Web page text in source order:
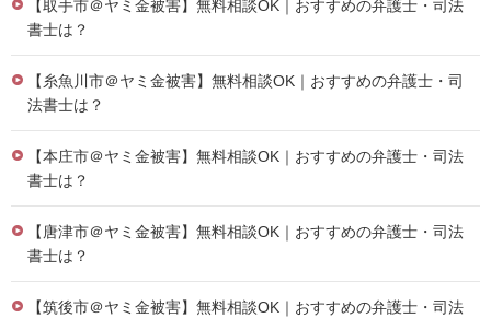
【取手市＠ヤミ金被害】無料相談OK｜おすすめの弁護士・司法
書士は？
【糸魚川市＠ヤミ金被害】無料相談OK｜おすすめの弁護士・司
法書士は？
【本庄市＠ヤミ金被害】無料相談OK｜おすすめの弁護士・司法
書士は？
【唐津市＠ヤミ金被害】無料相談OK｜おすすめの弁護士・司法
書士は？
【筑後市＠ヤミ金被害】無料相談OK｜おすすめの弁護士・司法